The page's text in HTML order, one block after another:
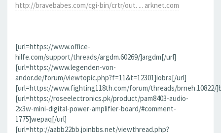
http://bravebabes.com/cgi-bin/crtr/out. ... arknet.com
[url=https://www.office-
hilfe.com/support/threads/argdm.60269/]argdm[/url]
[url=https://www.legenden-von-
andor.de/forum/viewtopic.php?f=11&t=12301]iobra[/url]
[url=https://www.fighting118th.com/forum/threads/brneh.10822/
[url=https://roseelectronics.pk/product/pam8403-audio-
2x3w-mini-digital-power-amplifier-board/#comment-
1775]wepaq[/url]
[url=http://aabb22bb.joinbbs.net/viewthread.php?